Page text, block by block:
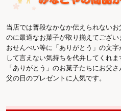
当店では普段なかなか伝えられない
のに最適なお菓子が取り揃えてござい
おせんべい等に「ありがとう」の文
して言えない気持ちを代弁してくれま
「ありがとう」のお菓子たちにお父さ
父の日のプレゼントに人気です。